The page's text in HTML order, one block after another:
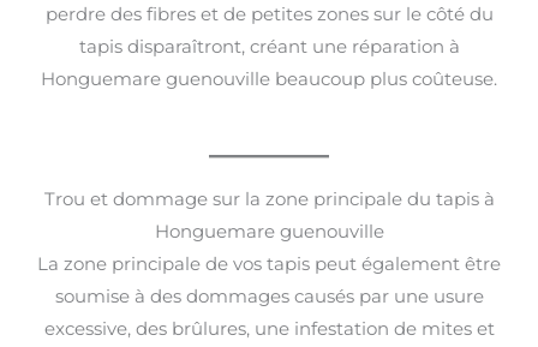
perdre des fibres et de petites zones sur le côté du
tapis disparaîtront, créant une réparation à
Honguemare guenouville beaucoup plus coûteuse.
Trou et dommage sur la zone principale du tapis à
Honguemare guenouville
La zone principale de vos tapis peut également être
soumise à des dommages causés par une usure
excessive, des brûlures, une infestation de mites et